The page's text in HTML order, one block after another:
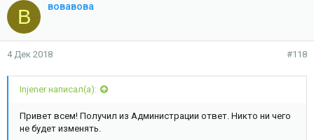
В вовавова
4 Дек 2018 #118
Injener написал(а):
Привет всем! Получил из Администрации ответ. Никто ни чего
не будет изменять.